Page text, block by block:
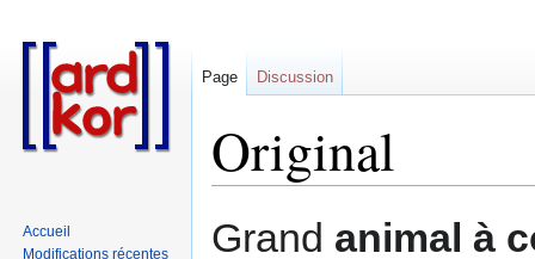
Original
à
à
Grand animal à
Page Discussion
Accueil
Modifications récentes